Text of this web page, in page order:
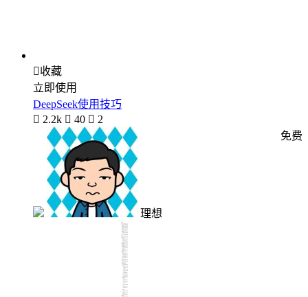
收藏
立即使用
DeepSeek使用技巧
 2.2k  40  2
理想
免费